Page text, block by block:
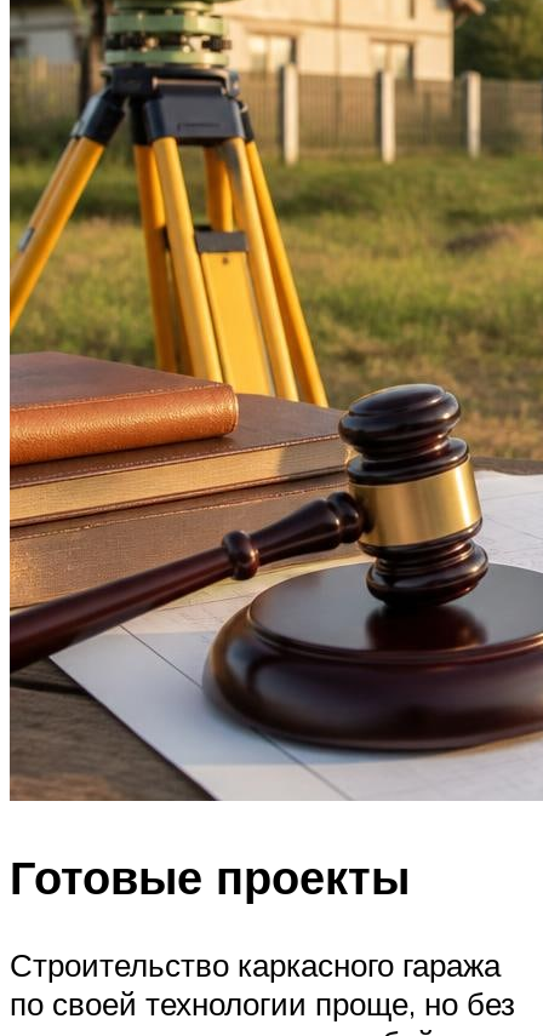
Готовые проекты
Строительство каркасного гаража
по своей технологии проще, но без